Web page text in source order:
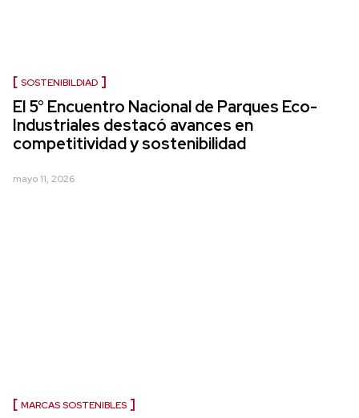
SOSTENIBILDIAD
El 5° Encuentro Nacional de Parques Eco-
Industriales destacó avances en
competitividad y sostenibilidad
mayo 11, 2026
MARCAS SOSTENIBLES